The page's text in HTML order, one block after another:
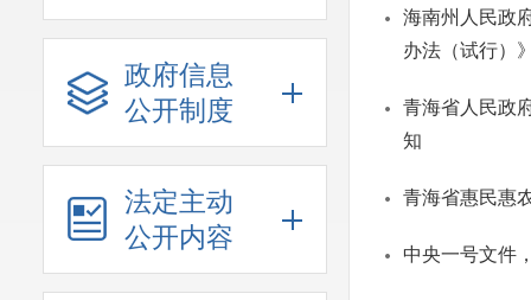
政府信息
公开制度
法定主动
公开内容
海南州人民政
办法（试行）
青海省人民政
知
青海省惠民惠
中央一号文件